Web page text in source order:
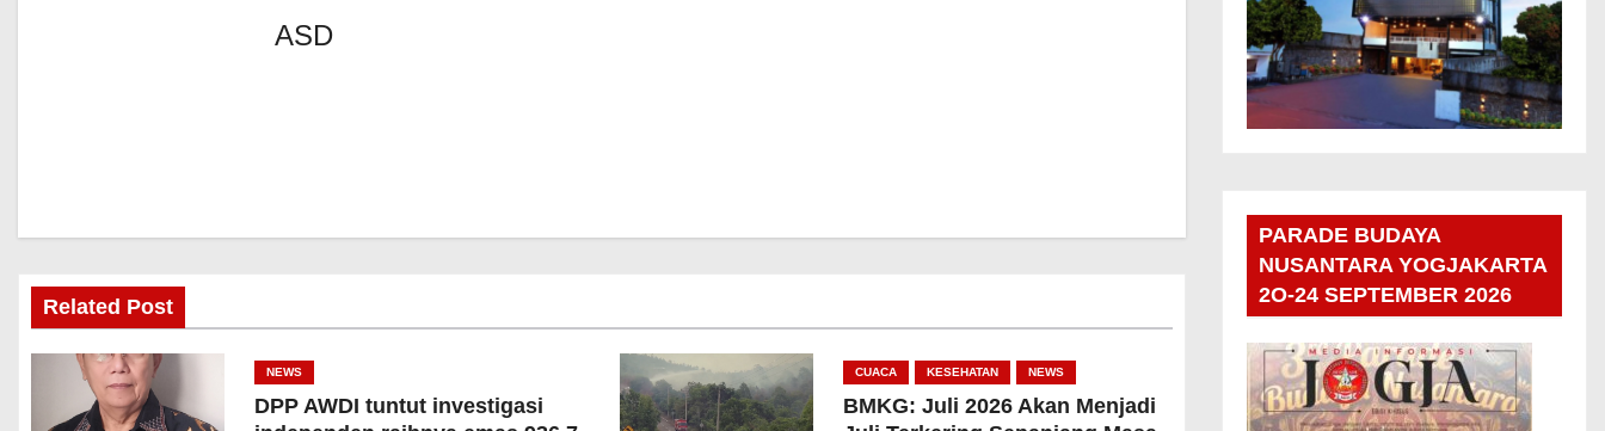
ASD
Related Post
NEWS
DPP AWDI tuntut investigasi
CUACA KESEHATAN NEWS
BMKG: Juli 2026 Akan Menjadi
PARADE BUDAYA
NUSANTARA YOGJAKARTA
2O-24 SEPTEMBER 2026